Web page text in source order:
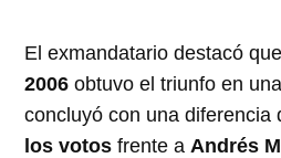
El exmandatario destacó
2006 obtuvo el triunfo en
concluyó con una
los votos frente a Andrés